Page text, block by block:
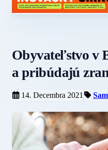
Obyvateľstvo v
a pribúdajú
14. Decembra 2021